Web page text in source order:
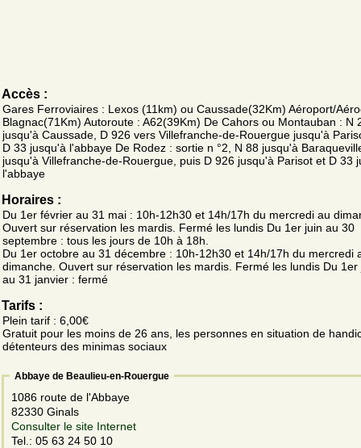
Accès :
Gares Ferroviaires : Lexos (11km) ou Caussade(32Km) Aéroport/
Blagnac(71Km) Autoroute : A62(39Km) De Cahors ou Montauban : N
jusqu'à Caussade, D 926 vers Villefranche-de-Rouergue jusqu'à
D 33 jusqu'à l'abbaye De Rodez : sortie n °2, N 88 jusqu'à
jusqu'à Villefranche-de-Rouergue, puis D 926 jusqu'à Parisot et D 33
l'abbaye
Horaires :
Du 1er février au 31 mai : 10h-12h30 et 14h/17h du mercredi au
Ouvert sur réservation les mardis. Fermé les lundis Du 1er juin au 30
septembre : tous les jours de 10h à 18h.
Du 1er octobre au 31 décembre : 10h-12h30 et 14h/17h du mercredi
dimanche. Ouvert sur réservation les mardis. Fermé les lundis Du 1er
au 31 janvier : fermé
Tarifs :
Plein tarif : 6,00€
Gratuit pour les moins de 26 ans, les personnes en situation de
détenteurs des minimas sociaux
Abbaye de Beaulieu-en-Rouergue
1086 route de l'Abbaye
82330 Ginals
Consulter le site Internet
Tel.: 05 63 24 50 10